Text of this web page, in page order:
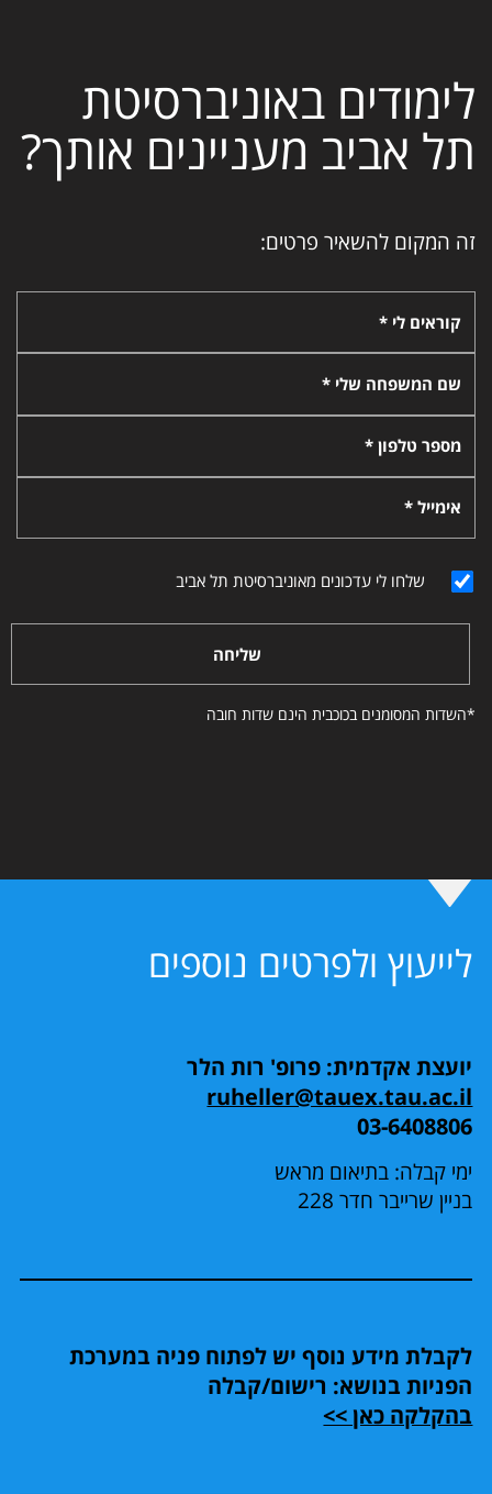
לימודים באוניברסיטת
תל אביב מעניינים אותך?
זה המקום להשאיר פרטים:
קוראים לי *
שם המשפחה שלי *
מספר טלפון *
אימייל *
שלחו לי עדכונים מאוניברסיטת תל אביב
שליחה
*השדות המסומנים בכוכבית הינם שדות חובה
לייעוץ ולפרטים נוספים
יועצת אקדמית: פרופ' רות הלר
ruheller@tauex.tau.ac.il
03-6408806
ימי קבלה: בתיאום מראש
בניין שרייבר חדר 228
לקבלת מידע נוסף יש לפתוח פניה במערכת
הפניות בנושא: רישום/קבלה
בהקלקה כאן >>